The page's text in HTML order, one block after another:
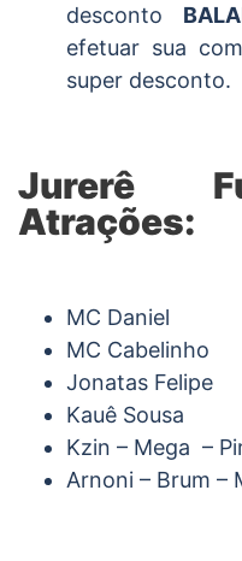
desconto
efetuar sua
super desconto.
Jurerê
Atrações:
MC Daniel
MC Cabelinho
Jonatas Felipe
Kauê Sousa
Kzin – Mega –
Arnoni – Brum –